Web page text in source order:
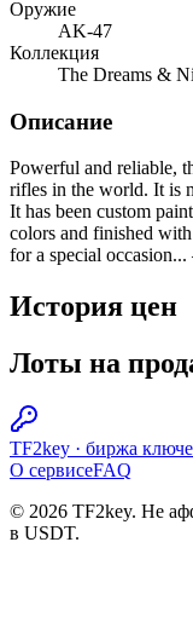
Оружие
AK-47
Коллекция
The Dreams &
Описание
Powerful and reliable,
rifles in the world. It is
It has been custom
colors and finished
for a special
История цен
Лоты на
TF2key · биржа
О сервисеFAQ
© 2026 TF2key. Не
в USDT.